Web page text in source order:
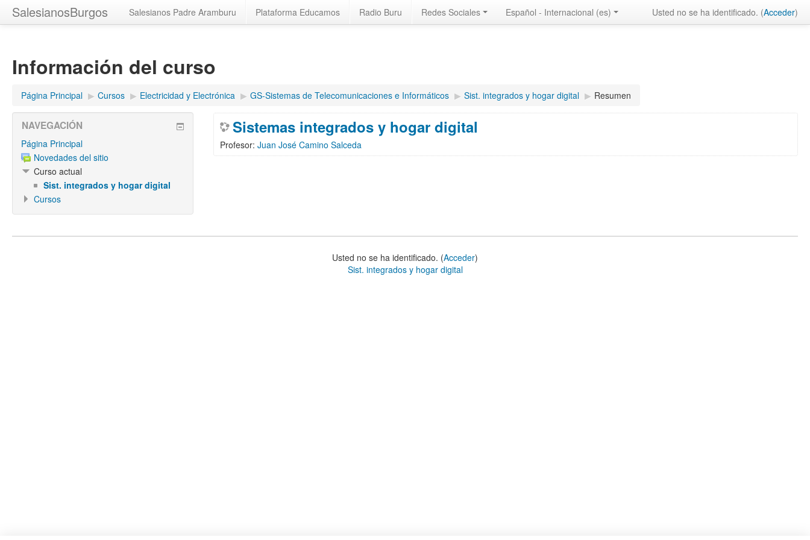
SalesianosBurgos Usted no se ha identificado. (Acceder)
Salesianos Padre Aramburu Plataforma Educamos Radio Buru Redes Sociales Español - Internacional ‎(es)‎
Información del curso
Página Principal ▶︎ Cursos ▶︎ Electricidad y Electrónica ▶︎ GS-Sistemas de Telecomunicaciones e Informáticos ▶︎ Sist. integrados y hogar digital ▶︎ Resumen
Sistemas integrados y hogar digital
Profesor:Juan José Camino Salceda
NAVEGACIÓN
Página Principal
Novedades del sitio
Curso actual
Sist. integrados y hogar digital
Cursos
Usted no se ha identificado. (Acceder)
Sist. integrados y hogar digital